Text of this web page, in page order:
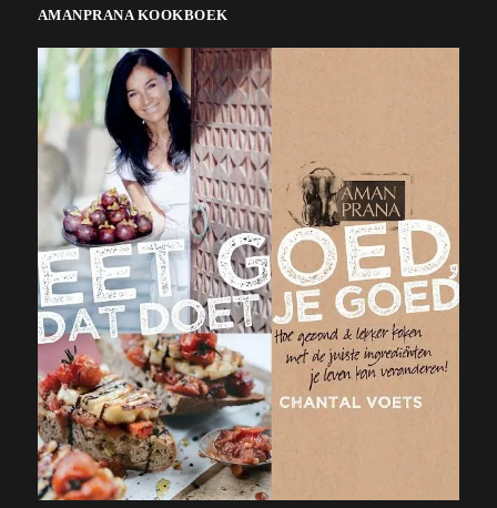
AMANPRANA KOOKBOEK